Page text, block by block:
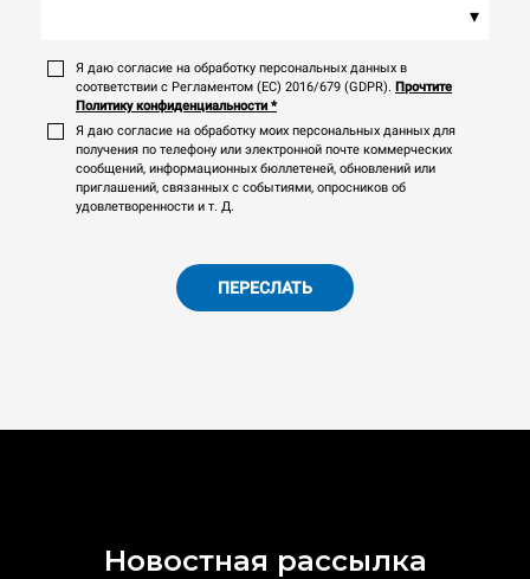
▾
Я даю согласие на обработку персональных данных в
соответствии с Регламентом (ЕС) 2016/679 (GDPR). Прочтите
Политику конфиденциальности *
Я даю согласие на обработку моих персональных данных для
получения по телефону или электронной почте коммерческих
сообщений, информационных бюллетеней, обновлений или
приглашений, связанных с событиями, опросников об
удовлетворенности и т. Д.
ПЕРЕСЛАТЬ
Новостная рассылка